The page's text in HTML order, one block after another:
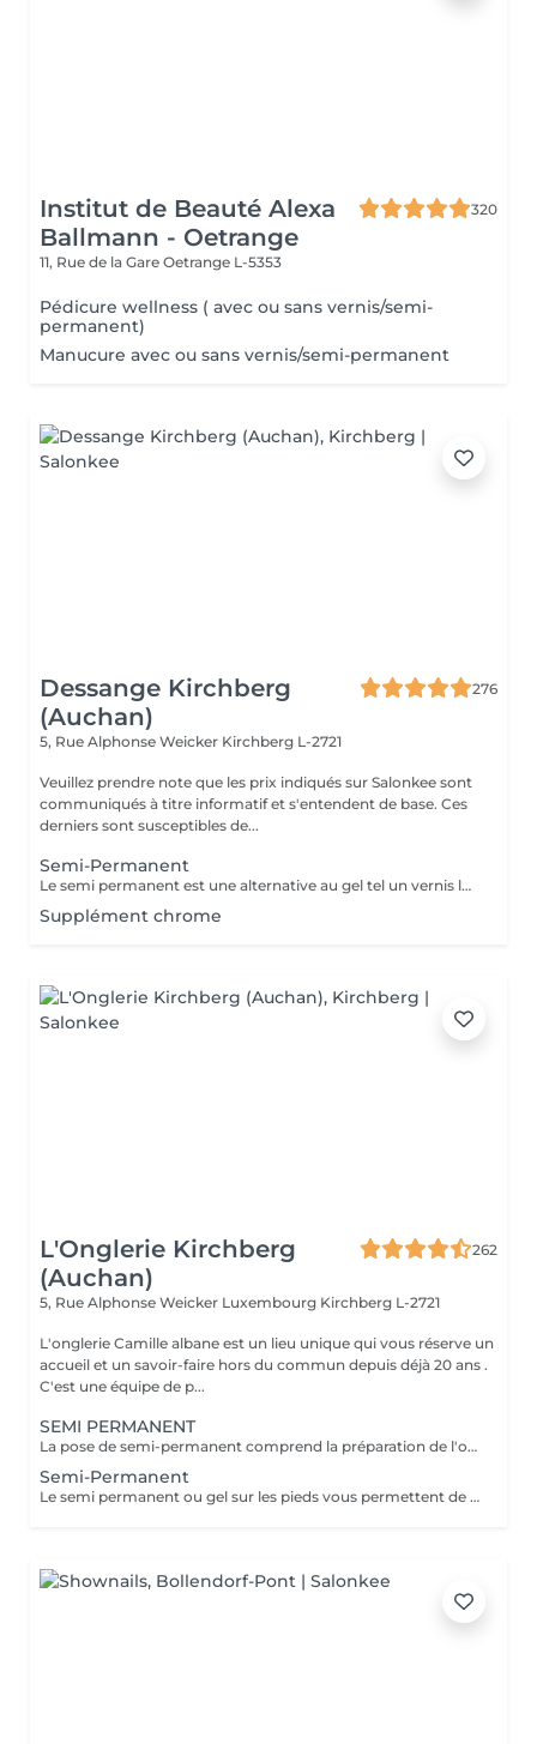
Institut de Beauté Alexa
Ballmann - Oetrange
320
11, Rue de la Gare Oetrange L-5353
Pédicure wellness ( avec ou sans vernis/semi-
permanent)
Manucure avec ou sans vernis/semi-permanent
Dessange Kirchberg
(Auchan)
276
5, Rue Alphonse Weicker Kirchberg L-2721
Veuillez prendre note que les prix indiqués sur Salonkee sont
communiqués à titre informatif et s'entendent de base. Ces
derniers sont susceptibles de...
Semi-Permanent
Le semi permanent est une alternative au gel tel un vernis longue durée pour une durée de deux semaines et demi à trois semaines de tenue (maximum ) Le retrait doit se faire uniquement au salon et nous le recommandons de manière ponctuelle. La manucure sèche est comprise dans cette prestation . Comme chaque cliente est unique, nous vous invitons à vous rapprocher d'une collaboratrice pour d'avantages d'informations
Supplément chrome
L'Onglerie Kirchberg
(Auchan)
262
5, Rue Alphonse Weicker Luxembourg Kirchberg L-2721
L'onglerie Camille albane est un lieu unique qui vous réserve un
accueil et un savoir-faire hors du commun depuis déjà 20 ans .
C'est une équipe de p...
SEMI PERMANENT
La pose de semi-permanent comprend la préparation de l'ongle, la mise en forme, le soin des cuticules et l'application de la couleur choisie. Grâce à sa tenue longue durée, le semi-permanent offre une brillance parfaite et une tenue de 2 à 3 semaines, sans ecaillement, pour des ongles impeccables au quotidien.
Semi-Permanent
Le semi permanent ou gel sur les pieds vous permettent de conserver , tel un vernis longue durée , une couleur pour une tenue de 4 à 6 semaines ( maximum) . Le retrait doit se faire en institut uniquement et nous recommandons de demander conseil à une de nos collaboratrices quant à la répétition de cette prestation. Comme chaque cliente est unique nous vous invitons à nous contacter pour d'avantages d'informations .